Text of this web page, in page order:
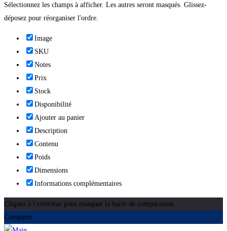
Sélectionnez les champs à afficher. Les autres seront masqués. Glissez-
déposez pour réorganiser l'ordre.
Image
SKU
Notes
Prix
Stock
Disponibilité
Ajouter au panier
Description
Contenu
Poids
Dimensions
Informations complémentaires
Cliquez à l'extérieur pour masquer la barre de comparaison
Comparer